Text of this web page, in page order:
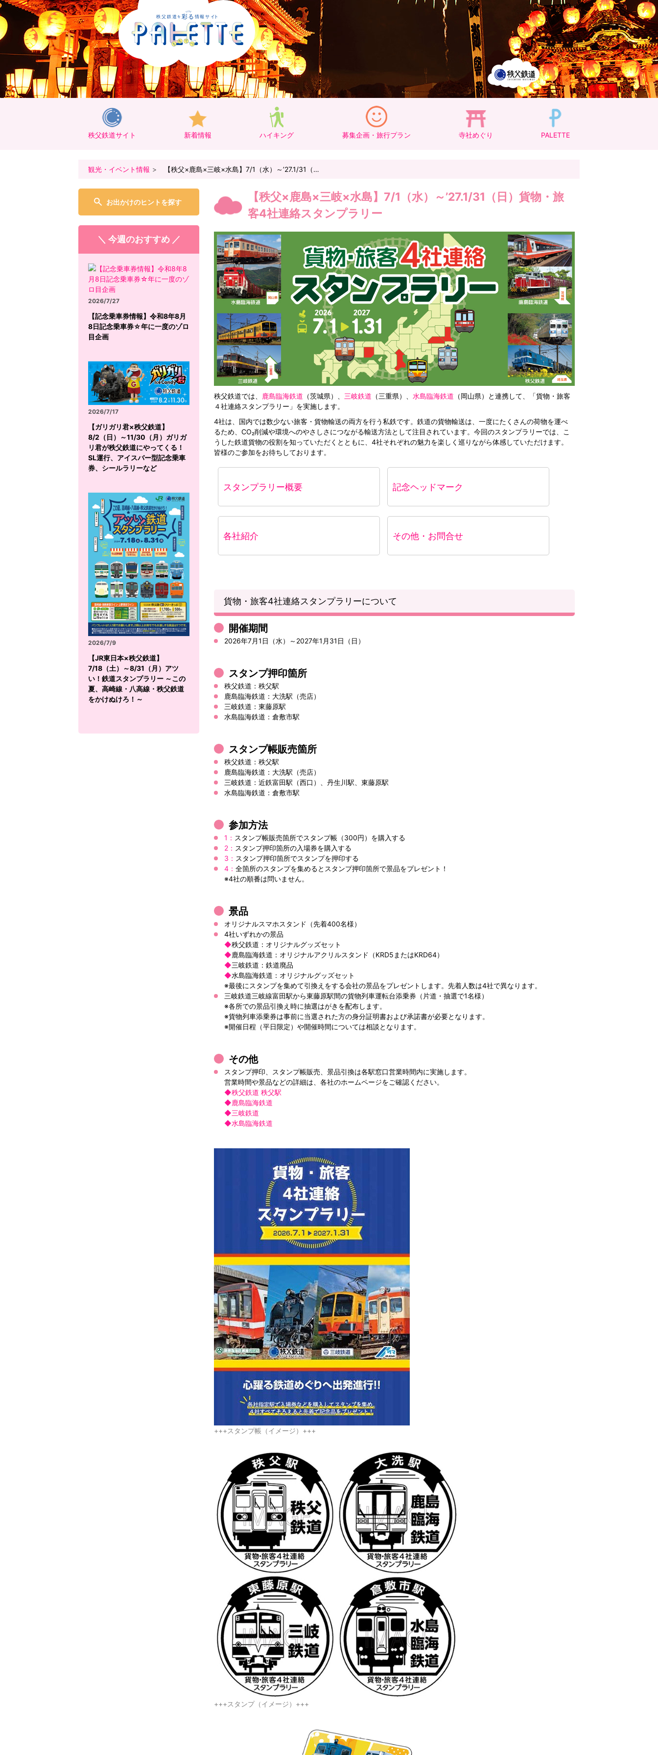
秩父鉄道サイト 新着情報 ハイキング 募集企画・旅行プラン 寺社めぐり PALETTE
観光・イベント情報 【秩父×鹿島×三岐×水島】7/1（水）～’27.1/31（…
【秩父×鹿島×三岐×水島】7/1（水）～’27.1/31（日）貨物・旅
客4社連絡スタンプラリー
秩父鉄道では、 鹿島臨海鉄道 （茨城県）、 三岐鉄道 （三重県）、水島臨海鉄道 （岡山県）と連携して、「貨物・旅客
４社連絡スタンプラリー」を実施します。
4社は、国内では数少ない旅客・貨物輸送の両方を行う私鉄です。鉄道の貨物輸送は、一度にたくさんの荷物を運べ
るため、CO₂削減や環境へのやさしさにつながる輸送方法として注目されています。今回のスタンプラリーでは、こ
うした鉄道貨物の役割を知っていただくとともに、4社それぞれの魅力を楽しく巡りながら体感していただけます。
皆様のご参加をお待ちしております。
スタンプラリー概要 記念ヘッドマーク
各社紹介 その他・お問合せ
貨物・旅客4社連絡スタンプラリーについて
開催期間
2026年7月1日（水）～2027年1月31日（日）
スタンプ押印箇所
秩父鉄道：秩父駅
鹿島臨海鉄道：大洗駅（売店）
三岐鉄道：東藤原駅
水島臨海鉄道：倉敷市駅
スタンプ帳販売箇所
秩父鉄道：秩父駅
鹿島臨海鉄道：大洗駅（売店）
三岐鉄道：近鉄富田駅（西口）、丹生川駅、東藤原駅
水島臨海鉄道：倉敷市駅
参加方法
1： スタンプ帳販売箇所でスタンプ帳（300円）を購入する
2： スタンプ押印箇所の入場券を購入する
3： スタンプ押印箇所でスタンプを押印する
4：全箇所のスタンプを集めるとスタンプ押印箇所で景品をプレゼント！
※4社の順番は問いません。
景品
オリジナルスマホスタンド（先着400名様）
4社いずれかの景品
◆秩父鉄道：オリジナルグッズセット
◆鹿島臨海鉄道：オリジナルアクリルスタンド（KRD5またはKRD64）
◆三岐鉄道：鉄道廃品
◆水島臨海鉄道：オリジナルグッズセット
※最後にスタンプを集めて引換えをする会社の景品をプレゼントします。先着人数は4社で異なります。
三岐鉄道三岐線富田駅から東藤原駅間の貨物列車運転台添乗券（片道・抽選で1名様）
※各所での景品引換え時に抽選はがきを配布します。
※貨物列車添乗券は事前に当選された方の身分証明書および承諾書が必要となります。
※開催日程（平日限定）や開催時間については相談となります。
その他
スタンプ押印、スタンプ帳販売、景品引換は各駅窓口営業時間内に実施します。
営業時間や景品などの詳細は、各社のホームページをご確認ください。
◆秩父鉄道 秩父駅
◆鹿島臨海鉄道
◆三岐鉄道
◆水島臨海鉄道
+++スタンプ帳（イメージ）+++
+++スタンプ（イメージ）+++
お出かけのヒントを探す
＼ 今週のおすすめ ／
2026/7/27
【記念乗車券情報】令和8年8月
8日記念乗車券☆年に一度のゾロ
目企画
2026/7/17
【ガリガリ君×秩父鉄道】
8/2（日）～11/30（月）ガリガ
リ君が秩父鉄道にやってくる！
SL運行、アイスバー型記念乗車
券、シールラリーなど
2026/7/9
【JR東日本×秩父鉄道】
7/18（土）～8/31（月）アツ
い！鉄道スタンプラリー ～この
夏、高崎線・八高線・秩父鉄道
をかけぬけろ！～